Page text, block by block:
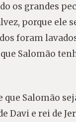
os grandes
porque ele
foram
Salomão
que Salomão
e rei de